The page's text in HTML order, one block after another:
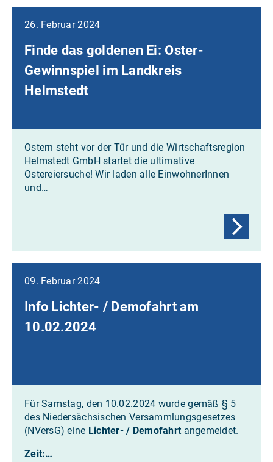
26. Februar 2024
Finde das goldenen Ei: Oster-
Gewinnspiel im Landkreis
Helmstedt
Ostern steht vor der Tür und die Wirtschaftsregion
Helmstedt GmbH startet die ultimative
Ostereiersuche! Wir laden alle EinwohnerInnen
und…
09. Februar 2024
Info Lichter- / Demofahrt am
10.02.2024
Für Samstag, den 10.02.2024 wurde gemäß § 5
des Niedersächsischen Versammlungsgesetzes
(NVersG) eine Lichter- / Demofahrt angemeldet.
Zeit:…